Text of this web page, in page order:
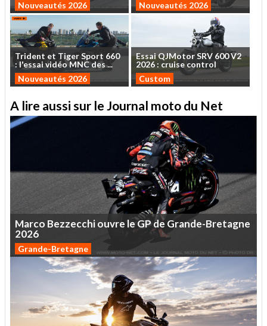
Nouveautés 2026 Nouveautés 2026
Trident et TigerSport 660
: l'essaividéo MNCdes...
Nouveautés 2026
EssaiQJMotorSRV 600V2
2026 : cruise control
Custom
A lire aussi sur le Journal moto du Net
Marco Bezzecchiouvre leGPde Grande-Bretagne
2026
Grande-Bretagne